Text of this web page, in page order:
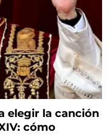
elegir la canción
cómo